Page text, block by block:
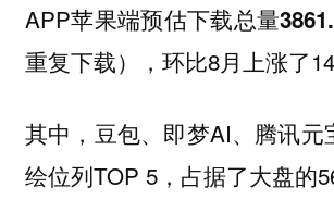
APP苹果端预估下载总量
重复下载），环比8月上涨了
其中，豆包、即梦AI、腾讯元
绘位列TOP 5，占据了大盘的